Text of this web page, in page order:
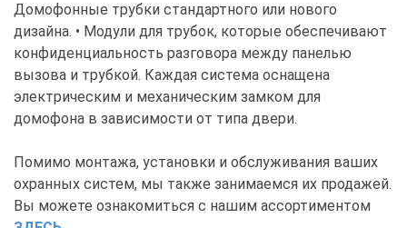
Домофонные трубки стандартного или нового
дизайна. • Модули для трубок, которые обеспечивают
конфиденциальность разговора между панелью
вызова и трубкой. Каждая система оснащена
электрическим и механическим замком для
домофона в зависимости от типа двери.
Помимо монтажа, установки и обслуживания ваших
охранных систем, мы также занимаемся их продажей.
Вы можете ознакомиться с нашим ассортиментом